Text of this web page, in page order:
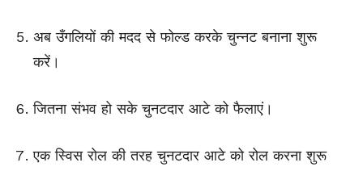
अब उँगलियों की मदद से फोल्ड करके चुन्नट बनाना शुरू
करें।
जितना संभव हो सके चुनटदार आटे को फैलाएं।
एक स्विस रोल की तरह चुनटदार आटे को रोल करना शुरू